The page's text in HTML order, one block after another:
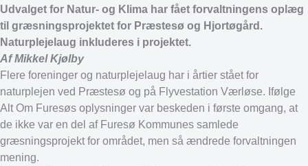
Udvalget for Natur- og Klima har fået forvaltningens oplæg
til græsningsprojektet for Præstesø og Hjortøgård.
Naturplejelaug inkluderes i projektet.
Af Mikkel Kjølby
Flere foreninger og naturplejelaug har i årtier stået for
naturplejen ved Præstesø og på Flyvestation Værløse. Ifølge
Alt Om Furesøs oplysninger var beskeden i første omgang, at
de ikke var en del af Furesø Kommunes samlede
græsningsprojekt for området, men så ændrede forvaltningen
mening.